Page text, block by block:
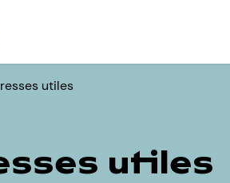
utiles
utiles